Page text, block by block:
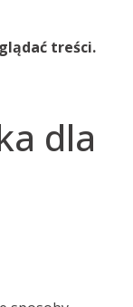
treści.
dla